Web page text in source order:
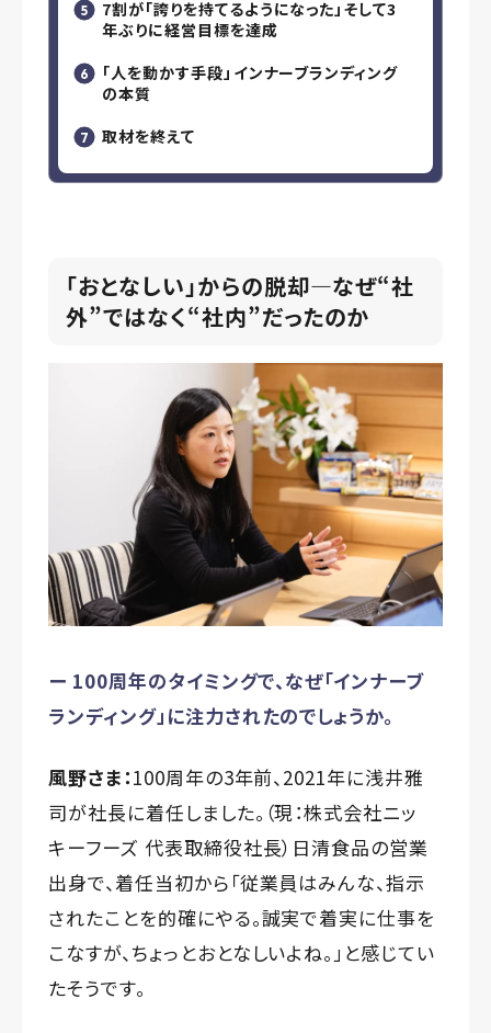
7割が「誇りを持てるようになった」――そして3
年ぶりに経営目標を達成
「人を動かす手段」――インナーブランディング
の本質
取材を終えて
「おとなしい」からの脱却―なぜ“社
外”ではなく“社内”だったのか
ー 100周年のタイミングで、なぜ「インナーブ
ランディング」に注力されたのでしょうか。
風野さま：100周年の3年前、2021年に浅井雅
司が社長に着任しました。（現：株式会社ニッ
キーフーズ 代表取締役社長）日清食品の営業
出身で、着任当初から「従業員はみんな、指示
されたことを的確にやる。誠実で着実に仕事を
こなすが、ちょっとおとなしいよね。」と感じてい
たそうです。